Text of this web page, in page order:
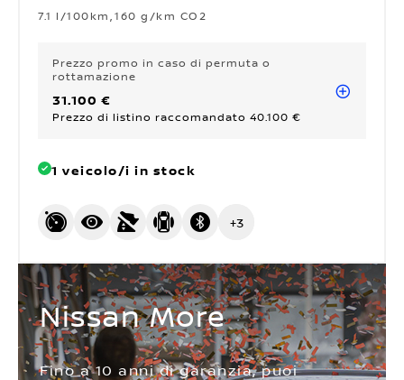
7.1 l/100km 160 g/km CO2
Prezzo promo in caso di permuta o
rottamazione
31.100 €
Prezzo di listino raccomandato 40.100 €
1 veicolo/i in stock
+3
Nissan More
Fino a 10 anni di garanzia, puoi